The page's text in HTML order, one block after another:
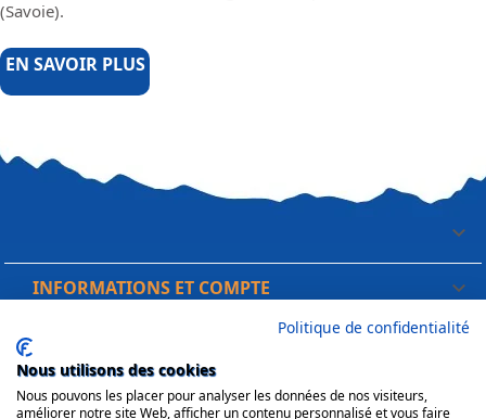
(Savoie).
EN SAVOIR PLUS

INFORMATIONS ET COMPTE 
INFORMATIONS
Politique de confidentialité
Nous utilisons des cookies
Nous pouvons les placer pour analyser les données de nos visiteurs,
améliorer notre site Web, afficher un contenu personnalisé et vous faire